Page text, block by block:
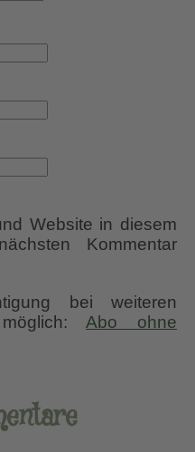
Website in diesem
Kommentar
bei weiteren
möglich:Abo ohne